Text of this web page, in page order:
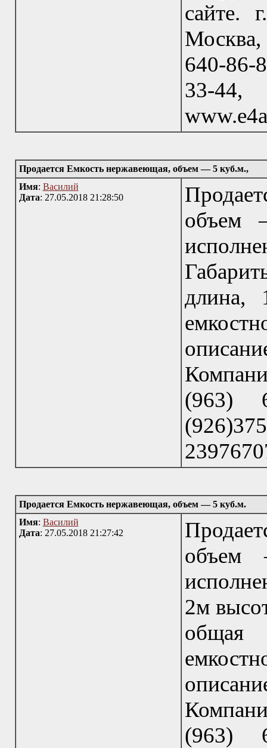
сайте.
Москва,
640-
33-
Продается Емкость нержавеющая, объем — 5 куб.м.,
Имя: Василий
Дата: 27.05.2018 21:28:50
объем
длина,
(963)
Продается Емкость нержавеющая, объем — 5 куб.м.
Имя: Василий
Дата: 27.05.2018 21:27:42
объем
2м
(963)